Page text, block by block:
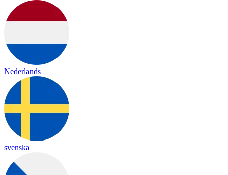
Nederlands
svenska